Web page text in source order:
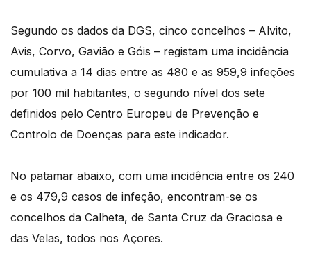
Segundo os dados da DGS, cinco concelhos – Alvito,
Avis, Corvo, Gavião e Góis – registam uma incidência
cumulativa a 14 dias entre as 480 e as 959,9 infeções
por 100 mil habitantes, o segundo nível dos sete
definidos pelo Centro Europeu de Prevenção e
Controlo de Doenças para este indicador.
No patamar abaixo, com uma incidência entre os 240
e os 479,9 casos de infeção, encontram-se os
concelhos da Calheta, de Santa Cruz da Graciosa e
das Velas, todos nos Açores.